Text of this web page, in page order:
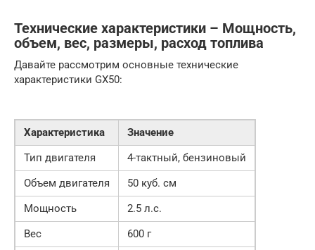
Технические характеристики – Мощность,
объем, вес, размеры, расход топлива
Давайте рассмотрим основные технические
характеристики GX50:
Характеристика
Значение
Тип двигателя
4-тактный, бензиновый
Объем двигателя
50 куб. см
Мощность
2.5 л.с.
Вес
600 г